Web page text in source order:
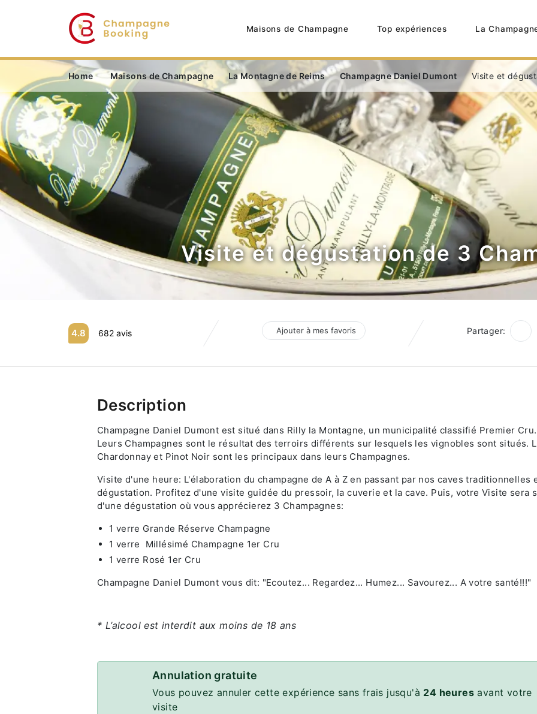
Maisons de Champagne Top expériences La
Home Maisons de Champagne La Montagne de Reims Champagne Daniel Dumont Visite et
Visite et dégustation de 3
4.8 682 avis Ajouter à mes favoris Partager:
Description
Champagne Daniel Dumont est situé dans Rilly la Montagne, un municipalité classifié Premier Cru.
Leurs Champagnes sont le résultat des terroirs différents sur lesquels les vignobles sont situés.
Chardonnay et Pinot Noir sont les principaux dans leurs Champagnes.
Visite d'une heure: L'élaboration du champagne de A à Z en passant par nos caves traditionnelles
dégustation. Profitez d'une visite guidée du pressoir, la cuverie et la cave. Puis, votre Visite sera
d'une dégustation où vous apprécierez 3 Champagnes:
1 verre Grande Réserve Champagne
1 verre Millésimé Champagne 1er Cru
1 verre Rosé 1er Cru
Champagne Daniel Dumont vous dit: "Ecoutez... Regardez... Humez... Savourez... A votre santé!!!"
* L’alcool est interdit aux moins de 18 ans
Annulation gratuite
Vous pouvez annuler cette expérience sans frais jusqu'à 24 heuresavant votre
visite